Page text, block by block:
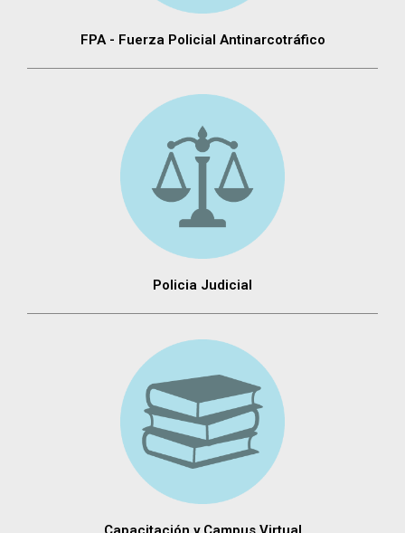
FPA - Fuerza Policial Antinarcotráfico
Policia Judicial